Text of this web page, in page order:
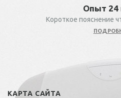
Опыт 24
Короткое пояснение
КАРТА САЙТА